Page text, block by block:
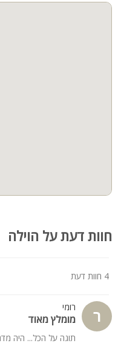
*מיטה מתקפלת או לול
חוות דעת על הוילה
4 חוות דעת
ר רומי
מומלץ מאוד
תוגה על הכל... היה